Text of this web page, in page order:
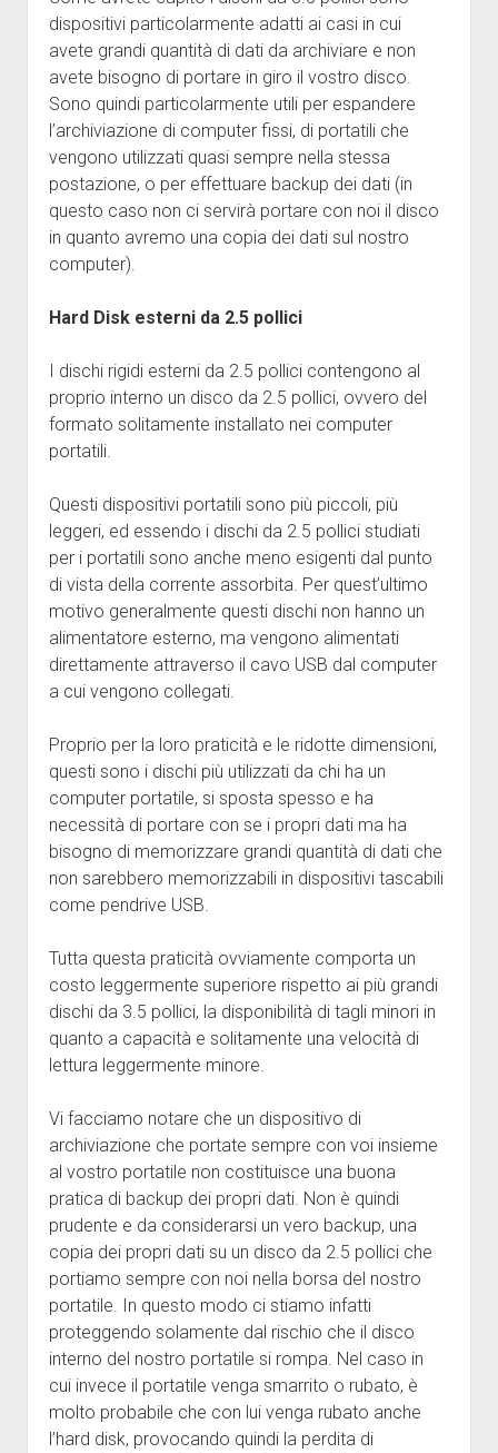
dispositivi particolarmente adatti ai casi in cui
avete grandi quantità di dati da archiviare e non
avete bisogno di portare in giro il vostro disco.
Sono quindi particolarmente utili per espandere
l’archiviazione di computer fissi, di portatili che
vengono utilizzati quasi sempre nella stessa
postazione, o per effettuare backup dei dati (in
questo caso non ci servirà portare con noi il disco
in quanto avremo una copia dei dati sul nostro
computer).
Hard Disk esterni da 2.5 pollici
I dischi rigidi esterni da 2.5 pollici contengono al
proprio interno un disco da 2.5 pollici, ovvero del
formato solitamente installato nei computer
portatili.
Questi dispositivi portatili sono più piccoli, più
leggeri, ed essendo i dischi da 2.5 pollici studiati
per i portatili sono anche meno esigenti dal punto
di vista della corrente assorbita. Per quest’ultimo
motivo generalmente questi dischi non hanno un
alimentatore esterno, ma vengono alimentati
direttamente attraverso il cavo USB dal computer
a cui vengono collegati.
Proprio per la loro praticità e le ridotte dimensioni,
questi sono i dischi più utilizzati da chi ha un
computer portatile, si sposta spesso e ha
necessità di portare con se i propri dati ma ha
bisogno di memorizzare grandi quantità di dati che
non sarebbero memorizzabili in dispositivi tascabili
come pendrive USB.
Tutta questa praticità ovviamente comporta un
costo leggermente superiore rispetto ai più grandi
dischi da 3.5 pollici, la disponibilità di tagli minori in
quanto a capacità e solitamente una velocità di
lettura leggermente minore.
Vi facciamo notare che un dispositivo di
archiviazione che portate sempre con voi insieme
al vostro portatile non costituisce una buona
pratica di backup dei propri dati. Non è quindi
prudente e da considerarsi un vero backup, una
copia dei propri dati su un disco da 2.5 pollici che
portiamo sempre con noi nella borsa del nostro
portatile. In questo modo ci stiamo infatti
proteggendo solamente dal rischio che il disco
interno del nostro portatile si rompa. Nel caso in
cui invece il portatile venga smarrito o rubato, è
molto probabile che con lui venga rubato anche
l’hard disk, provocando quindi la perdita di